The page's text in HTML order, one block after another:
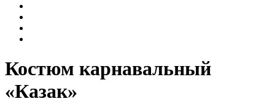
Костюм карнавальный
«Казак»